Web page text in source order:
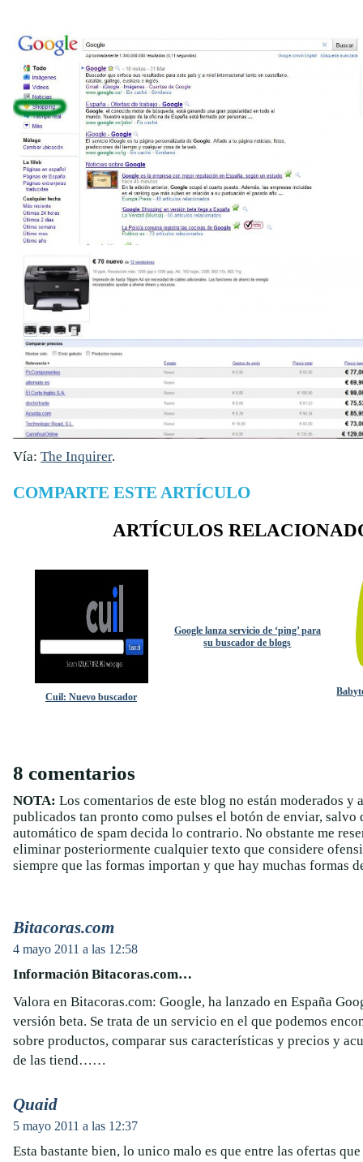
Vía: The Inquirer.
COMPARTE ESTE ARTÍCULO
ARTÍCULOS
Cuil: Nuevo buscador
Google lanza servicio de ‘ping’ para
su buscador de blogs
8 comentarios
NOTA: Los comentarios de este blog no están moderados y
publicados tan pronto como pulses el botón de enviar,
automático de spam decida lo contrario. No obstante me
eliminar posteriormente cualquier texto que considere
siempre que las formas importan y que hay muchas formas
Bitacoras.com
4 mayo 2011 a las 12:58
Información Bitacoras.com…
Valora en Bitacoras.com: Google, ha lanzado en España
versión beta. Se trata de un servicio en el que podemos
sobre productos, comparar sus características y precios y
de las tiend……
Quaid
5 mayo 2011 a las 12:37
Esta bastante bien, lo unico malo es que entre las ofertas